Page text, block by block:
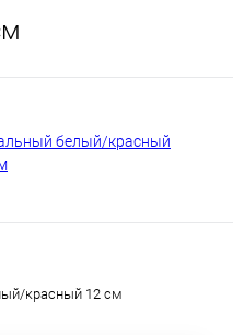
красный 12 см